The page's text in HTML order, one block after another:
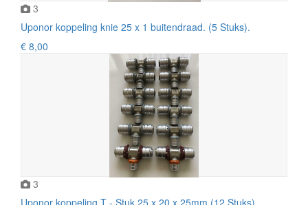
3
Uponor koppeling knie 25 x 1 buitendraad. (5 Stuks).
€ 8,00
3
Uponor koppeling T - Stuk 25 x 20 x 25mm (12 Stuks).